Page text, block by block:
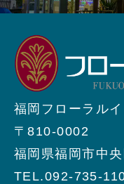
福岡フローラル
〒810-0002
福岡県福岡市中
TEL.092-735-